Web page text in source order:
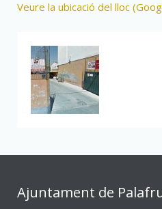
Veure la ubicació del lloc
Ajuntament de